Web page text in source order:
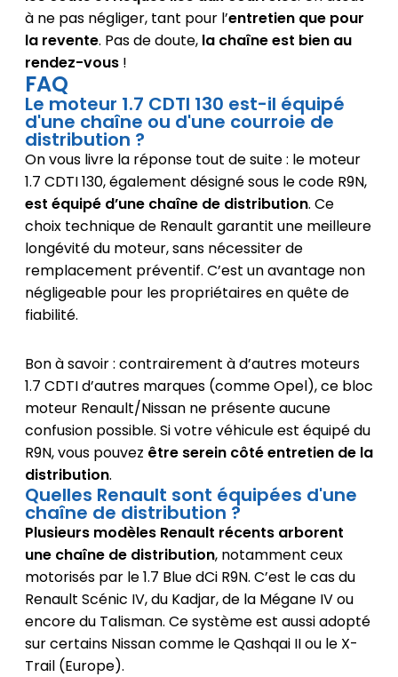
à ne pas négliger, tant pour l’entretien que pour
la revente. Pas de doute, la chaîne est bien au
rendez-vous!
FAQ
Le moteur 1.7 CDTI 130 est-il équipé
d'une chaîne ou d'une courroie de
distribution ?
On vous livre la réponse tout de suite : le moteur
1.7 CDTI 130, également désigné sous le code R9N,
est équipé d’une chaîne de distribution. Ce
choix technique de Renault garantit une meilleure
longévité du moteur, sans nécessiter de
remplacement préventif. C’est un avantage non
négligeable pour les propriétaires en quête de
fiabilité.
Bon à savoir : contrairement à d’autres moteurs
1.7 CDTI d’autres marques (comme Opel), ce bloc
moteur Renault/Nissan ne présente aucune
confusion possible. Si votre véhicule est équipé du
R9N, vous pouvez être serein côté entretien de la
distribution.
Quelles Renault sont équipées d'une
chaîne de distribution ?
Plusieurs modèles Renault récents arborent
une chaîne de distribution, notamment ceux
motorisés par le 1.7 Blue dCi R9N. C’est le cas du
Renault Scénic IV, du Kadjar, de la Mégane IV ou
encore du Talisman. Ce système est aussi adopté
sur certains Nissan comme le Qashqai II ou le X-
Trail (Europe).